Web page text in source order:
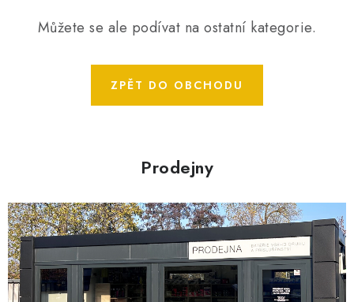
Můžete se ale podívat na ostatní kategorie.
ZPĚT DO OBCHODU
Prodejny